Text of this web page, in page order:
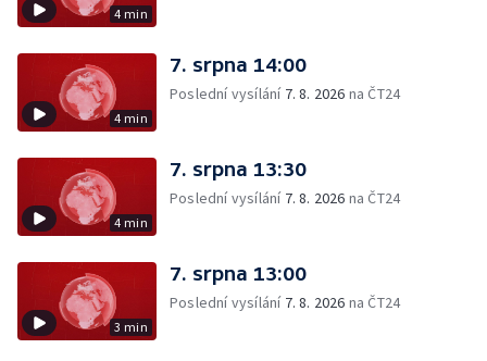
4 min
4 min
7. srpna 14:00
Poslední vysílání 7. 8. 2026 na ČT24
4 min
7. srpna 13:30
Poslední vysílání 7. 8. 2026 na ČT24
3 min
7. srpna 13:00
Poslední vysílání 7. 8. 2026 na ČT24